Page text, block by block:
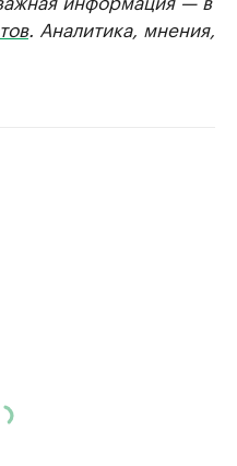
. Аналитика, мнения,